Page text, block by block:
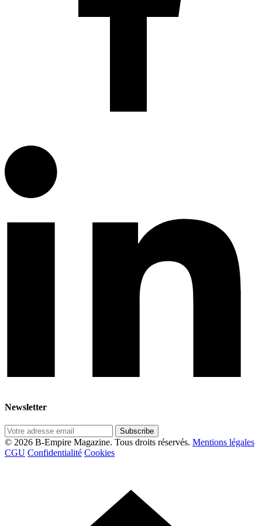
Newsletter
Subscribe
© 2026 B-Empire Magazine. Tous droits réservés. Mentions légales
CGU Confidentialité Cookies